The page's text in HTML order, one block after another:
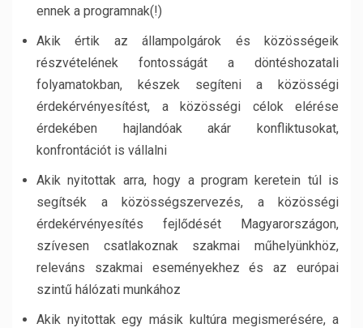
ennek a programnak(!)
Akik értik az állampolgárok és közösségeik
részvételének fontosságát a döntéshozatali
folyamatokban, készek segíteni a közösségi
érdekérvényesítést, a közösségi célok elérése
érdekében hajlandóak akár konfliktusokat,
konfrontációt is vállalni
Akik nyitottak arra, hogy a program keretein túl is
segítsék a közösségszervezés, a közösségi
érdekérvényesítés fejlődését Magyarországon,
szívesen csatlakoznak szakmai műhelyünkhöz,
releváns szakmai eseményekhez és az európai
szintű hálózati munkához
Akik nyitottak egy másik kultúra megismerésére, a